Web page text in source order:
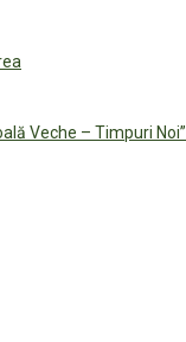
Veche – Timpuri Noi”